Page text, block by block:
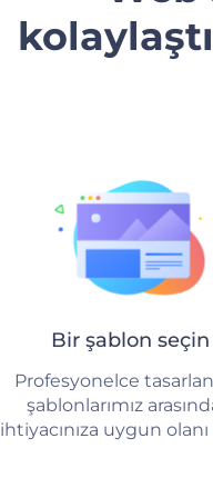
Bir şablon seçin
Profesyonelce
şablonlarımız
ihtiyacınıza uygun